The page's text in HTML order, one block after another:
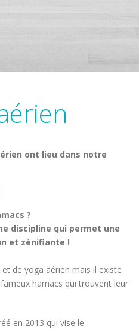
ont lieu dans notre
?
discipline qui permet une
et zénifiante !
de yoga aérien mais il existe
hamacs qui trouvent leur
en 2013 qui vise le